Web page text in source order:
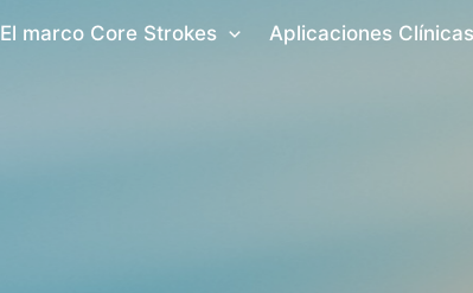
El marco Core Strokes Aplicaciones Clínicas